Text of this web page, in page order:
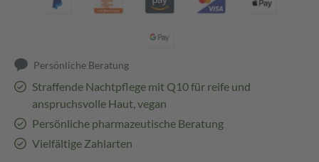
Persönliche Beratung
Straffende Nachtpflege mit Q10 für reife und
anspruchsvolle Haut, vegan
Persönliche pharmazeutische Beratung
Vielfältige Zahlarten